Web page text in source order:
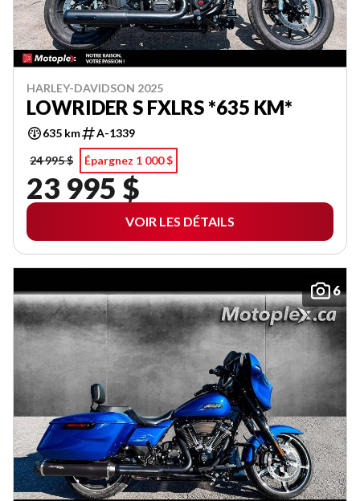
HARLEY-DAVIDSON 2025
LOWRIDER S FXLRS *635 KM*
635 km
A-1339
24 995 $
Épargnez 1 000 $
23 995 $
VOIR LES DÉTAILS
6